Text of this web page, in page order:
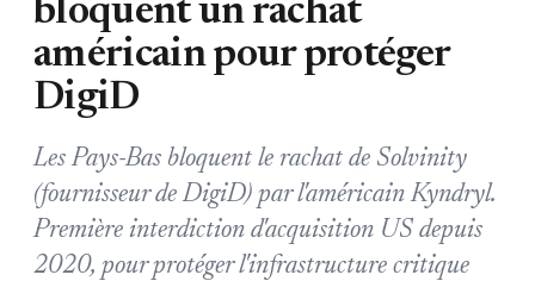
bloquent un rachat
américain pour protéger
DigiD
Les Pays-Bas bloquent le rachat de Solvinity
(fournisseur de DigiD) par l'américain Kyndryl.
Première interdiction d'acquisition US depuis
2020, pour protéger l'infrastructure critique